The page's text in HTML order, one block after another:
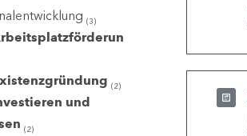
(3)
(2)
und
(2)